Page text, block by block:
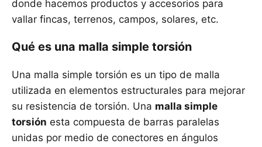
donde hacemos productos y accesorios para
vallar fincas, terrenos, campos, solares, etc.
Qué es una malla simple torsión
Una malla simple torsión es un tipo de malla
utilizada en elementos estructurales para mejorar
su resistencia de torsión. Una malla simple
torsión esta compuesta de barras paralelas
unidas por medio de conectores en ángulos